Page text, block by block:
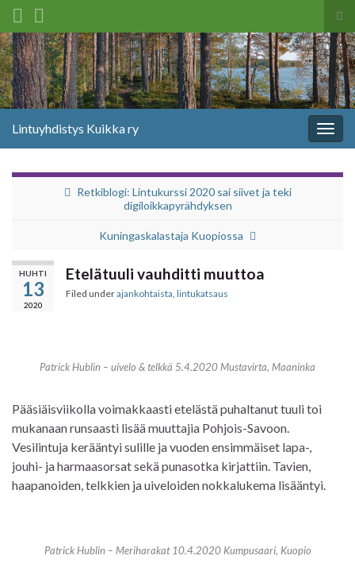
Search for:
Lintuyhdistys Kuikka ry
Retkiblogi: Lintukurssi 2020 sai siivet ja teki
digiloikkapyrähdyksen
Kuningaskalastaja Kuopiossa
HUHTI
13
2020
Etelätuuli vauhditti muuttoa
Filed underajankohtaista lintukatsaus
Patrick Hublin – uivelo & telkkä 5.4.2020 Mustavirta, Maaninka
Pääsiäisviikolla voimakkaasti etelästä puhaltanut tuuli toi
mukanaan runsaasti lisää muuttajia Pohjois-Savoon.
Vesilintuja kerääntyi sulille ja vuoden ensimmäiset lapa-,
jouhi- ja harmaasorsat sekä punasotka kirjattiin. Tavien,
haapanoiden, telkkien ja uiveloiden nokkalukema lisääntyi.
Patrick Hublin – Meriharakat 10.4.2020 Kumpusaari, Kuopio